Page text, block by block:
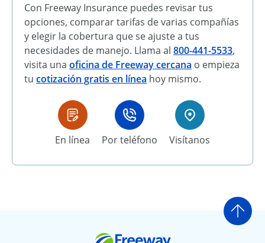
Con Freeway Insurance puedes revisar tus
opciones, comparar tarifas de varias compañías
y elegir la cobertura que se ajuste a tus
necesidades de manejo. Llama al 800-441-5533,
visita una oficina de Freeway cercana o empieza
tu cotización gratis en línea hoy mismo.
En línea Por teléfono Visítanos
Ir